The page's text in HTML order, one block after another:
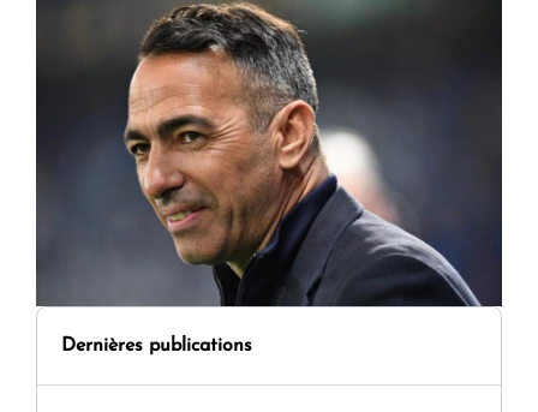
Dernières publications